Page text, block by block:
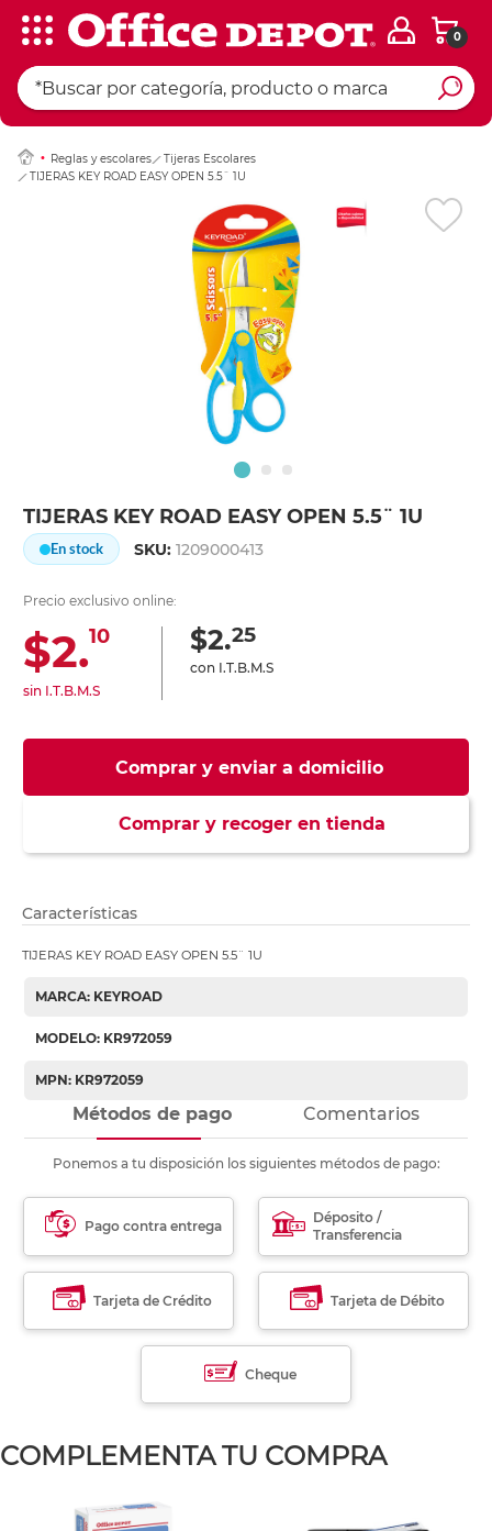
0
Reglas y escolares
Tijeras Escolares
TIJERAS KEY ROAD EASY OPEN 5.5¨ 1U
TIJERAS KEY ROAD EASY OPEN 5.5¨ 1U
En stock SKU:1209000413
Precio exclusivo online:
$2.10
sin I.T.B.M.S
$2.25
con I.T.B.M.S
Comprar y enviar a domicilio
Comprar y recoger en tienda
Ingresar Codigo
Características
TIJERAS KEY ROAD EASY OPEN 5.5¨ 1U
MARCA: KEYROAD
MODELO: KR972059
MPN: KR972059
Métodos de pago Comentarios
Ponemos a tu disposición los siguientes métodos de pago:
Pago contra entrega
Déposito /
Transferencia
Tarjeta de Crédito Tarjeta de Débito
Cheque
COMPLEMENTA TU COMPRA